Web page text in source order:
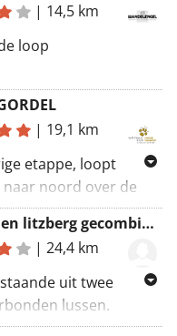
| 14,5 km
loop
| 19,1 km
etappe, loopt
naar noord over de
Plateau. Hier
het echter van
begint met
een
beklimming van de
Mechelse heide, connecterra en litzberg gecombineerd
|24,4 km
uit twee
lussen.